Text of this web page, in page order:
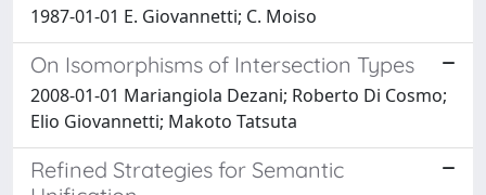
1987-01-01 E. Giovannetti; C. Moiso
On Isomorphisms of Intersection Types
2008-01-01 Mariangiola Dezani; Roberto Di Cosmo;
Elio Giovannetti; Makoto Tatsuta
Refined Strategies for Semantic